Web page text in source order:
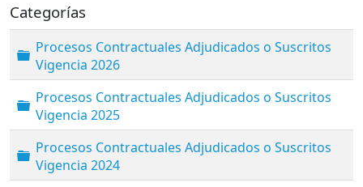
Categorías
Carpeta
Procesos Contractuales Adjudicados o Suscritos
Vigencia 2026
Carpeta
Procesos Contractuales Adjudicados o Suscritos
Vigencia 2025
Carpeta
Procesos Contractuales Adjudicados o Suscritos
Vigencia 2024